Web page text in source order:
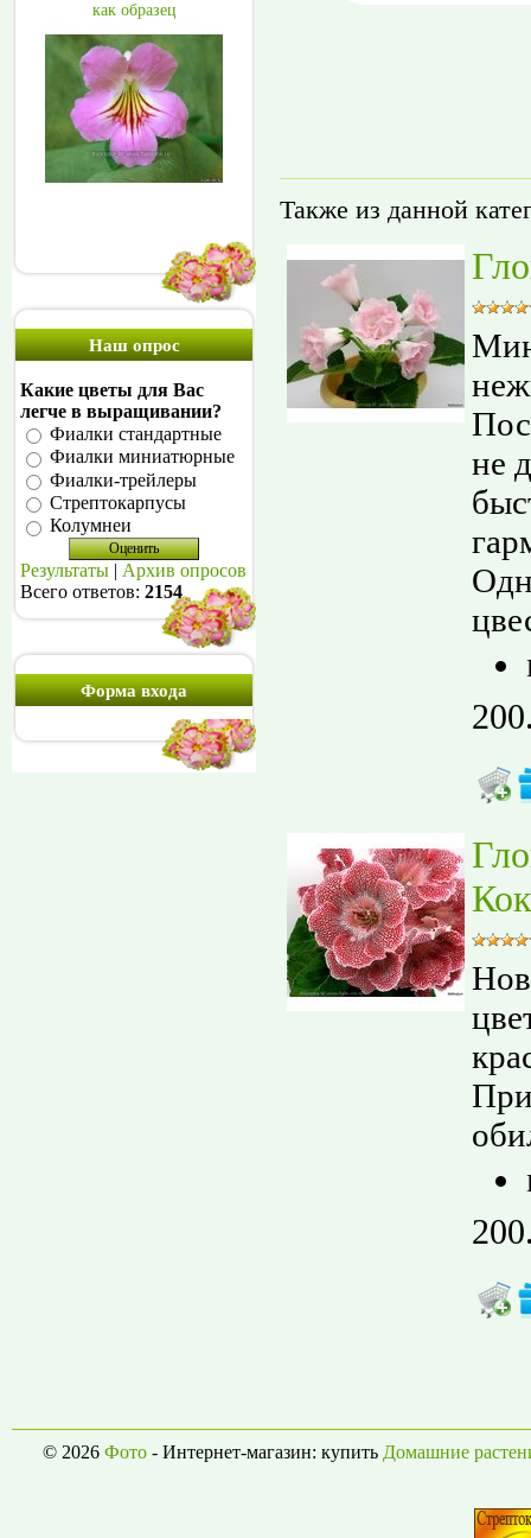
как образец
Наш опрос
Какие цветы для Вас
легче в выращивании?
Фиалки стандартные
Фиалки миниатюрные
Фиалки-трейлеры
Стрептокарпусы
Колумнеи
Результаты
Архив опросов
Всего ответов: 2154
Форма входа
Также из данной
не
© 2026 Фото- Интернет-магазин: купить Домашние